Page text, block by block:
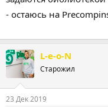
- остаюсь на
L-e-o-N
Старожил
23 Дек 2019